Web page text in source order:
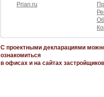
Prian.ru
С проектными декларациями
ознакомиться
в офисах и на сайтах застройщиков